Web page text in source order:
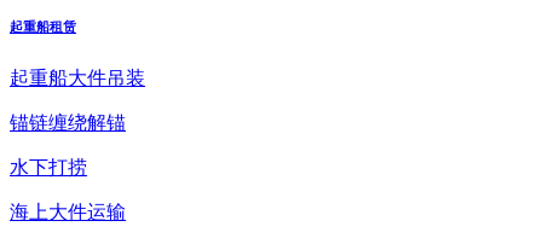
起重船租赁
起重船大件吊装
锚链缠绕解锚
水下打捞
海上大件运输